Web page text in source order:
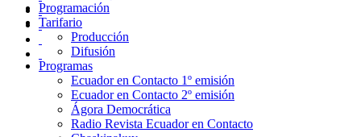
Programación
Tarifario
Producción
Difusión
Programas
Ecuador en Contacto 1º emisión
Ecuador en Contacto 2º emisión
Ágora Democrática
Radio Revista Ecuador en Contacto